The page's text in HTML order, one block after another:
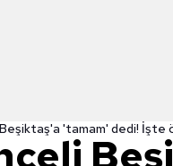
'tamam' dedi! İşte